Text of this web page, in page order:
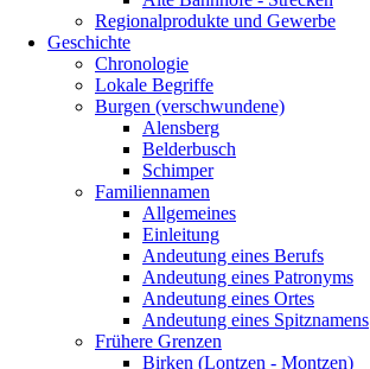
Regionalprodukte und Gewerbe
Geschichte
Chronologie
Lokale Begriffe
Burgen (verschwundene)
Alensberg
Belderbusch
Schimper
Familiennamen
Allgemeines
Einleitung
Andeutung eines Berufs
Andeutung eines Patronyms
Andeutung eines Ortes
Andeutung eines Spitznamens
Frühere Grenzen
Birken (Lontzen - Montzen)